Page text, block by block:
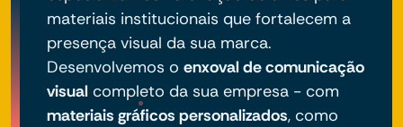
materiais institucionais que fortalecem a
presença visual da sua marca.
Desenvolvemos o enxoval de comunicação
visual completo da sua empresa - com
materiais gráficos personalizados, como